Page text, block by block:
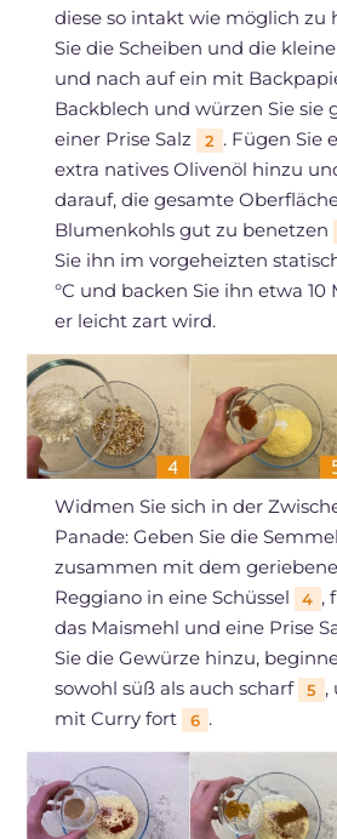
diese so intakt wie möglich zu
Sie die Scheiben und die
und nach auf ein mit
Backblech und würzen Sie
einer Prise Salz
2 . Fügen Sie
extra natives Olivenöl hinzu
darauf, die gesamte
Blumenkohls gut zu benetzen
Sie ihn im vorgeheizten
°C und backen Sie ihn etwa
er leicht zart wird.
Widmen Sie sich in der
Panade: Geben Sie die
zusammen mit dem
Reggiano in eine Schüssel
4 ,
das Maismehl und eine Prise
Sie die Gewürze hinzu,
sowohl süß als auch scharf
5 ,
mit Curry fort
6 .